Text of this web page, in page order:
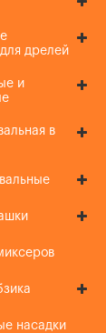
дрелей
и
в
насадки